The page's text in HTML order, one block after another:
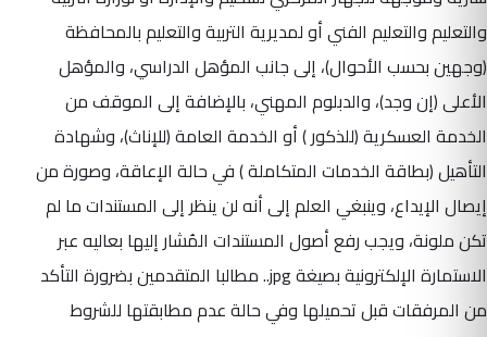
والتعليم والتعليم الفني أو لمديرية التربية والتعليم بالمحافظة
(وجهين بحسب الأحوال)، إلى جانب المؤهل الدراسي، والمؤهل
الأعلى (إن وجد)، والدبلوم المهني، بالإضافة إلى الموقف من
الخدمة العسكرية (للذكور ) أو الخدمة العامة (للإناث)، وشهادة
التأهيل (بطاقة الخدمات المتكاملة ) في حالة الإعاقة، وصورة من
إيصال الإيداع، وينبغي العلم إلى أنه لن ينظر إلى المستندات ما لم
تكن ملونة، ويجب رفع أصول المستندات المُشار إليها بعاليه عبر
الاستمارة الإلكترونية بصيغة jpg.. مطالبا المتقدمين بضرورة التأكد
من المرفقات قبل تحميلها وفي حالة عدم مطابقتها للشروط